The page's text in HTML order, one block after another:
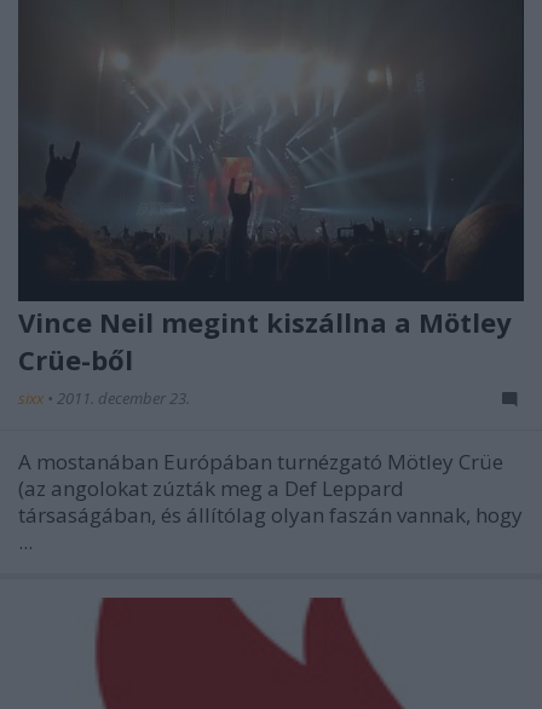
Vince Neil megint kiszállna a Mötley
Crüe-ből
sixx • 2011. december 23.
A mostanában Európában turnézgató Mötley Crüe
(az angolokat zúzták meg a Def Leppard
társaságában, és állítólag olyan faszán vannak, hogy
...